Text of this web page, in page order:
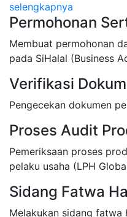
selengkapnya
Permohonan
Membuat permohonan
pada SiHalal (Business
Verifikasi
Pengecekan dokumen
Proses Audit
Pemeriksaan proses
pelaku usaha (LPH
Sidang Fatwa
Melakukan sidang fatwa